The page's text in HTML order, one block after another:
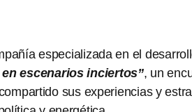
especializada en el
escenarios inciertos”, un
sus experiencias y